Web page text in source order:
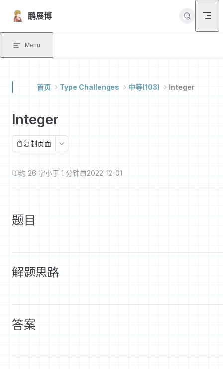
Skip to content
鹏展博
Menu
首页 Type Challenges 中等(103) Integer
Integer
复制页面
约 26 字小于 1 分钟 2022-12-01
题目
解题思路
答案